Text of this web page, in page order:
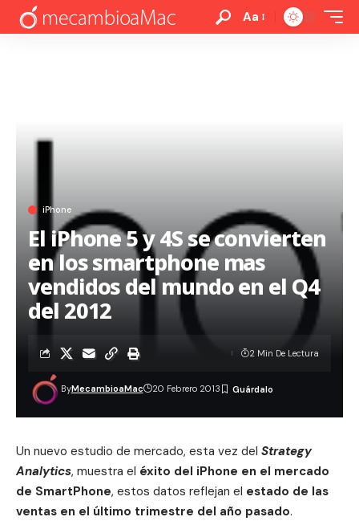
Aa
iPhone
El iPhone 5 y 4S se convierten
en los smartphone mas
vendidos del mundo en el Q4
del 2012
ByMecambioaMac 20 Febrero 2013
2 Min De Lectura
Un nuevo estudio de mercado, esta vez del Strategy
Analytics, muestra el éxito del iPhone en el mercado
de SmartPhone, estos datos reflejan el estado de las
ventas en el último trimestre del año pasado.